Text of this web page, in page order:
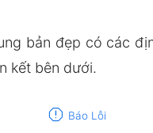
bản đẹp có các
kết bên dưới.
report Báo Lỗi